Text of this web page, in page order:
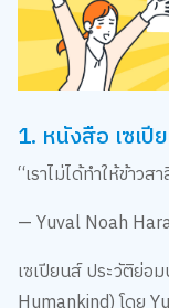
1. หนังสือ เซเ
“เราไม่ได้ทำให้ข้าวส
— Yuval Noah
เซเปียนส์ ประวัติย่อ